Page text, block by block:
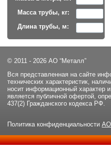
Масса трубы, кг:
Длина трубы, м:
© 2011 - 2026 АО “Металл”
Вся представленная на сайте
технических характеристик,
носит информационный характер
является публичной офертой,
437(2) Гражданского кодекса РФ.
Политика конфиденциальности АО